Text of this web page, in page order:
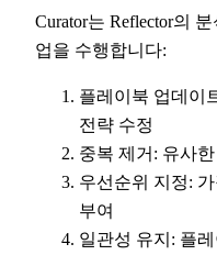
Curator는 Reflector의
업을 수행합니다:
플레이북 업데이
전략 수정
중복 제거: 유사
우선순위 지정:
부여
일관성 유지: 플